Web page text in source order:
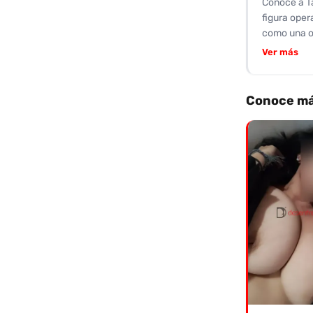
enfoque
Conoce a
figura
como una
su servicio
con
sin
química
Ver más
Conoce